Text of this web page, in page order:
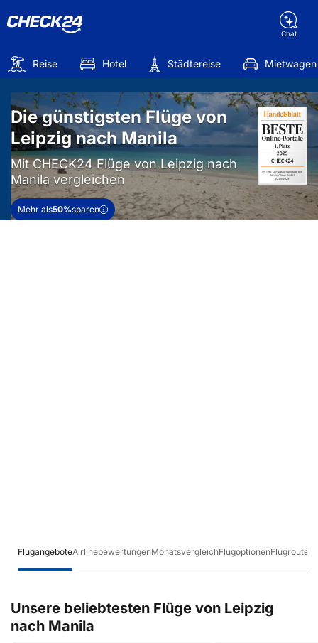
Chat
Reise Hotel Städtereise Mietwagen
Die günstigsten Flüge von
Leipzig nach Manila
Mit CHECK24 Flüge von Leipzig nach
Manila vergleichen
Mehr als50%sparen
FlugangeboteAirlinebewertungenMonatsvergleichFlugoptionenFlugrouten
Unsere beliebtesten Flüge von Leipzig
nach Manila